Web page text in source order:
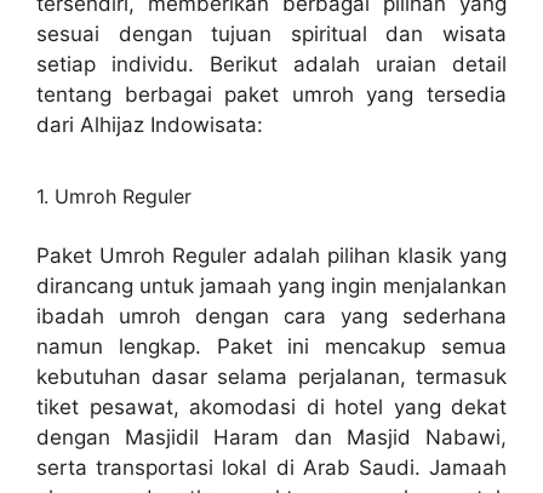
sesuai dengan tujuan spiritual dan wisata
setiap individu. Berikut adalah uraian detail
tentang berbagai paket umroh yang tersedia
dari Alhijaz Indowisata:
1. Umroh Reguler
Paket Umroh Reguler adalah pilihan klasik yang
dirancang untuk jamaah yang ingin menjalankan
ibadah umroh dengan cara yang sederhana
namun lengkap. Paket ini mencakup semua
kebutuhan dasar selama perjalanan, termasuk
tiket pesawat, akomodasi di hotel yang dekat
dengan Masjidil Haram dan Masjid Nabawi,
serta transportasi lokal di Arab Saudi. Jamaah